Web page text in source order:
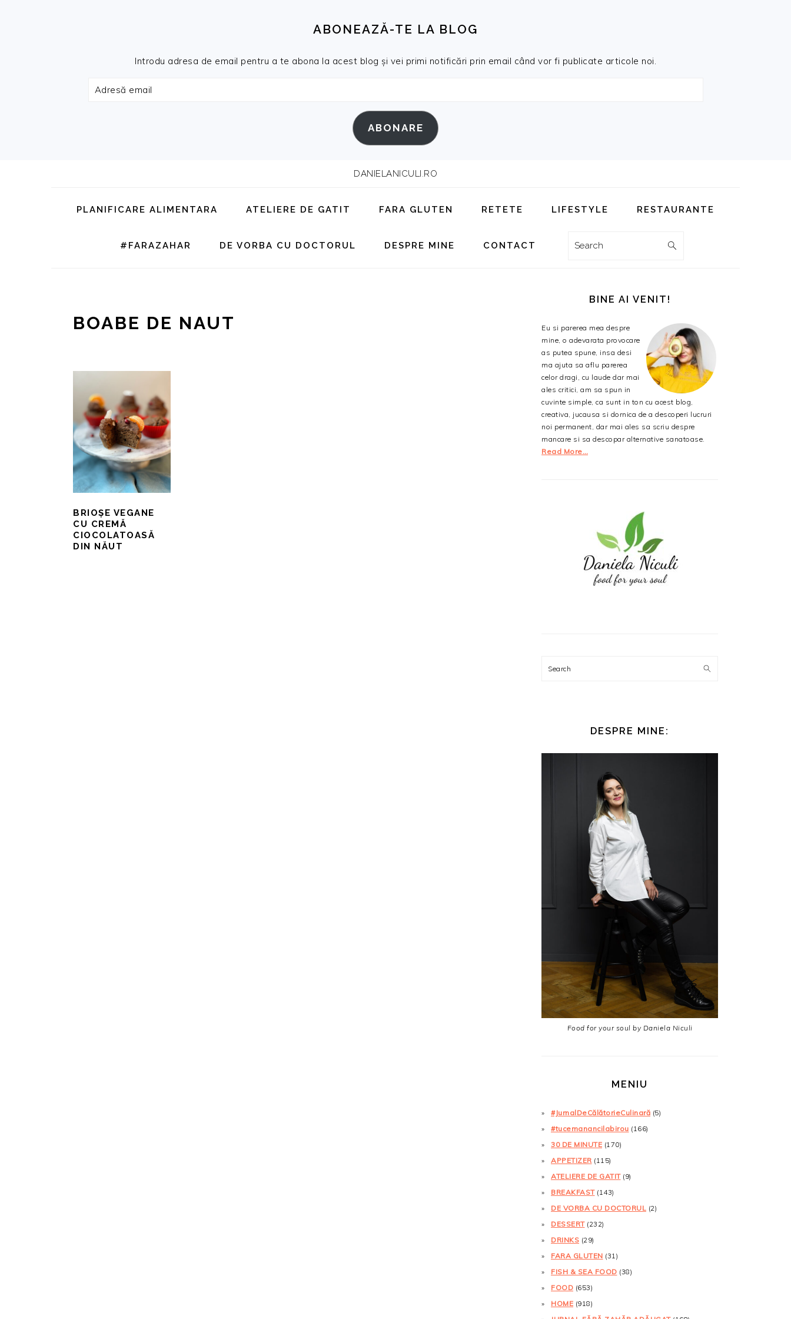
ABONEAZĂ-TE LA BLOG
Introdu adresa de email pentru a te abona la acest blog și vei primi notificări prin email când vor fi publicate articole noi.
Adresă
ABONARE
DANIELANICULI.RO
PLANIFICARE ALIMENTARA ATELIERE DE GATIT FARA GLUTEN RETETE LIFESTYLE RESTAURANTE
#FARAZAHAR DE VORBA CU DOCTORUL DESPRE MINE CONTACT Search
BOABE DE NAUT
BRIOȘE VEGANE
CU CREMĂ
CIOCOLATOASĂ
DIN NĂUT
PRINCIPALĂBINE AI VENIT!
Eu si parerea mea despre
mine, o adevarata provocare
as putea spune, insa desi
ma ajuta sa aflu parerea
celor dragi, cu laude dar mai
ales critici, am sa spun in
cuvinte simple, ca sunt in ton cu acest blog,
creativa, jucausa si dornica de a descoperi lucruri
noi permanent, dar mai ales sa scriu despre
mancare si sa descopar alternative sanatoase.
Read More…
Search
DESPRE MINE:
Food for your soul by Daniela Niculi
MENIU
#JurnalDeCălătorieCulinară (5)
#tucemanancilabirou (166)
30 DE MINUTE (170)
APPETIZER (115)
ATELIERE DE GATIT(9)
BREAKFAST(143)
DE VORBA CU DOCTORUL (2)
DESSERT(232)
DRINKS (29)
FARA GLUTEN (31)
FISH & SEA FOOD (38)
FOOD (653)
HOME (918)